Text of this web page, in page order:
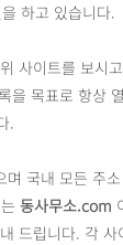
하고 있습니다.
사이트를 보시
을 목표로 항상
.
국내 모든 주
동사무소.com
드립니다. 각